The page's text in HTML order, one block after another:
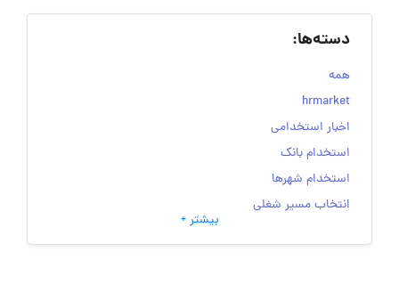
دسته‌ها:
همه
hrmarket
اخبار استخدامی
استخدام بانک
استخدام شهرها
انتخاب مسیر شغلی
به‌روزرسانی‌های سایت (کارجویی)
بیشتر +